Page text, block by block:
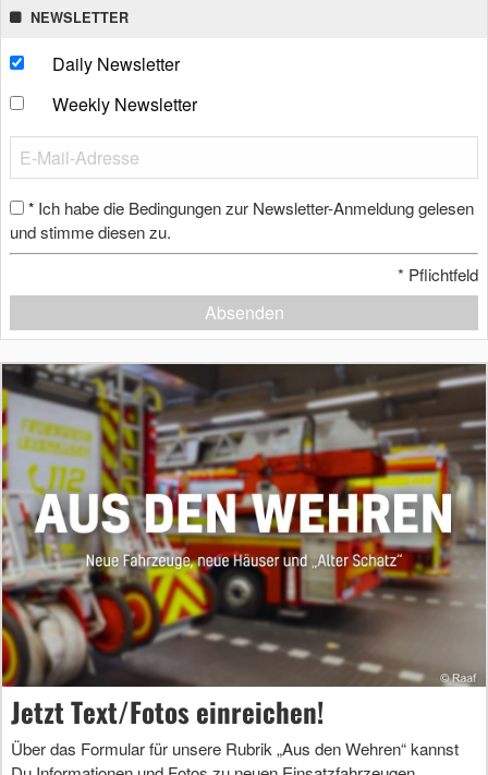
NEWSLETTER
Daily Newsletter
Weekly Newsletter
* Ich habe die Bedingungen zur Newsletter-Anmeldung gelesen
und stimme diesen zu.
* Pflichtfeld
Absenden
Jetzt Text/Fotos einreichen!
Über das Formular für unsere Rubrik „Aus den Wehren“ kannst